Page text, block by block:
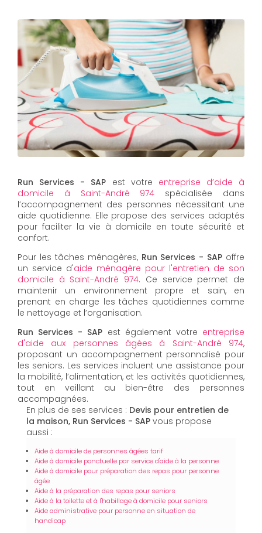
Run Services - SAP est votre entreprise d’aide à
domicile à Saint-André 974 spécialisée dans
l’accompagnement des personnes nécessitant une
aide quotidienne. Elle propose des services adaptés
pour faciliter la vie à domicile en toute sécurité et
confort.
Pour les tâches ménagères, Run Services - SAP offre
un service d'aide ménagère pour l'entretien de son
domicile à Saint-André 974. Ce service permet de
maintenir un environnement propre et sain, en
prenant en charge les tâches quotidiennes comme
le nettoyage et l’organisation.
Run Services - SAP est également votre entreprise
d'aide aux personnes âgées à Saint-André 974,
proposant un accompagnement personnalisé pour
les seniors. Les services incluent une assistance pour
la mobilité, l’alimentation, et les activités quotidiennes,
tout en veillant au bien-être des personnes
accompagnées.
En plus de ses services : Devis pour entretien de
la maison, Run Services - SAP vous propose
aussi :
Aide à domicile de personnes âgées tarif
Aide à domicile ponctuelle par service d'aide à la personne
Aide à domicile pour préparation des repas pour personne
âgée
Aide à la préparation des repas pour seniors
Aide à la toilette et à l'habillage à domicile pour seniors
Aide administrative pour personne en situation de
handicap